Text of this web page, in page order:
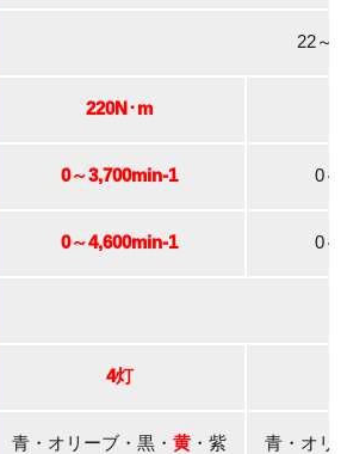
22～
220N･m
0～3,700min-1 0～
0～4,600min-1 0～
4灯
青・オリーブ・黒・ 黄 ・紫 青・オリ